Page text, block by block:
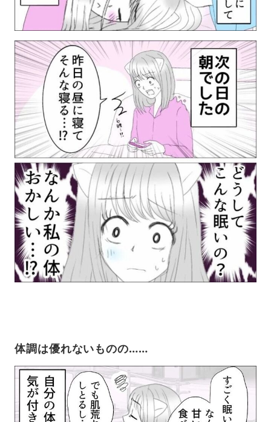
体調は優れないものの……